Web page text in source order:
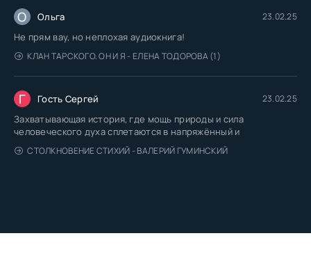
О Ольга 23.02.25
Не прям вау, но неплохая аудиокнига!
КЛАН ТАРСКОГО. ОН И Я - ЕЛЕНА ТОДОРОВА (1)
Г Гость Сергей 23.02.25
Захватывающая история, где мощь природы и сила
человеческого духа сплетаются в напряжённый и
СТОЛКНОВЕНИЕ СТИХИЙ - ВАЛЕРИЙ ГУМИНСКИЙ